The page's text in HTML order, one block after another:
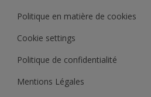
Politique en matière de cookies
Cookie settings
Politique de confidentialité
Mentions Légales